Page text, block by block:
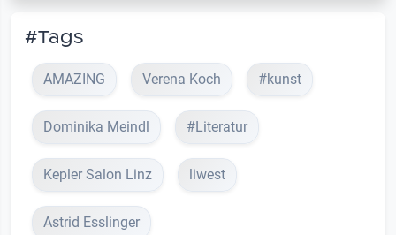
#Tags
AMAZING Verena Koch #kunst
Dominika Meindl #Literatur
Kepler Salon Linz liwest
Astrid Esslinger